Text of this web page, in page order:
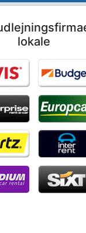
lokale